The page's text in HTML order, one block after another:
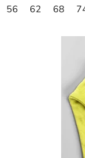
56 62 68